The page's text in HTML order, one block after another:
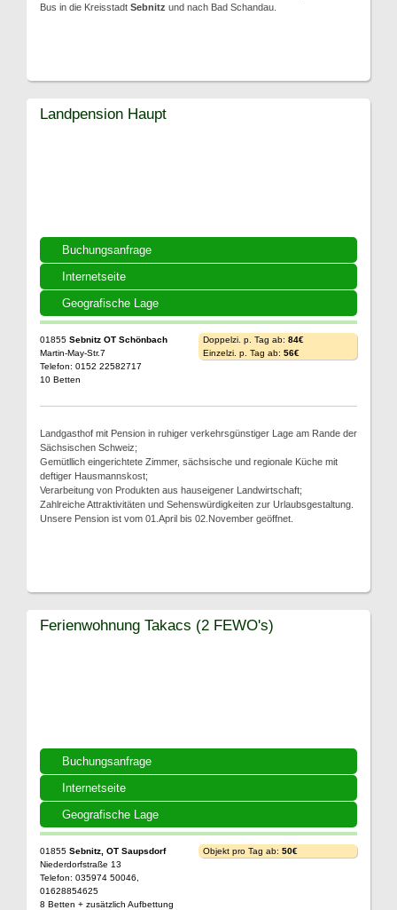
Bus in die Kreisstadt Sebnitz und nach Bad Schandau.
Buchungsanfrage
Internetseite
Geografische Lage
Landpension Haupt
01855 Sebnitz OT Schönbach
Martin-May-Str.7
Telefon: 0152 22582717
10 Betten
Doppelzi. p. Tag ab: 84€
Einzelzi. p. Tag ab: 56€
Landgasthof mit Pension in ruhiger verkehrsgünstiger Lage am Rande der
Sächsischen Schweiz;
Gemütllich eingerichtete Zimmer, sächsische und regionale Küche mit
deftiger Hausmannskost;
Verarbeitung von Produkten aus hauseigener Landwirtschaft;
Zahlreiche Attraktivitäten und Sehenswürdigkeiten zur Urlaubsgestaltung.
Unsere Pension ist vom 01.April bis 02.November geöffnet.
Buchungsanfrage
Internetseite
Geografische Lage
Ferienwohnung Takacs (2 FEWO's)
01855 Sebnitz, OT Saupsdorf
Niederdorfstraße 13
Telefon: 035974 50046,
01628854625
8 Betten + zusätzlich Aufbettung
Objekt pro Tag ab: 50€